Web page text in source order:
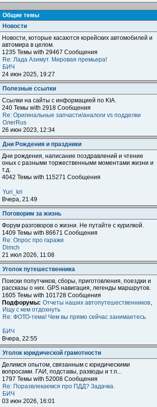
Общие темы
Новости
Новости, которые касаются корейских автомобилей и
автомира в целом.
1235 Темы with 29467 Сообщения
Re: Лада Азимут. Мировая премьера!
БИЧ
24 июн 2025, 19:27
Полезные ссылки
Ссылки на сайты с информацией по KIA.
240 Темы with 2918 Сообщения
Re: Оригинальные запчасти/аналоги vs подделки
ОлегRus
26 июн 2023, 12:34
Дни Рождения и праздники
Дни рождения, написание поздравлений и чтение
оных с разными торжественными моментами жизни и
т.д.
4042 Темы with 115271 Сообщения
Yuri_kri
Вчера, 21:49
Поговорим за жизнь
Форум разговоров о жизни. Не путайте с курилкой.
1409 Темы with 86671 Сообщения
Re: Опрос про гаражи
Dimch
21 июл 2026, 11:08
Уголок путешественника
Поиски попутчиков, сборы, приготовления, поездки и
расcказы о них. GPS навигация, легенды маршрутов.
1605 Темы with 101728 Сообщения
Подфорумы: Отчеты наших автопутешественников,
Ищу с кем отдохнуть
Re: ФОТО-тема! Чем вы прямо сейчас занимаетесь
БИЧ
Вчера, 22:55
Уголок юридической грамотности
Делимся опытом, связанным с юридическими
вопросами. ГАИ, подставы, разводы и т.п...
1797 Темы with 52008 Сообщения
Re: Поразвлекаемся про ПДД? Задачка.
БИЧ
03 июн 2026, 16:01